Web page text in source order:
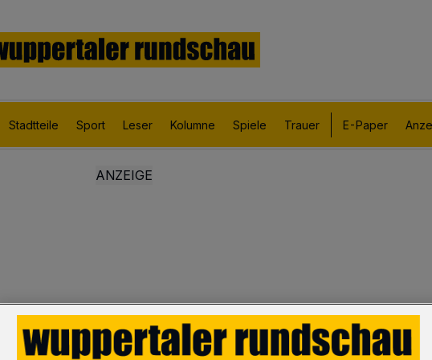
Stadtteile Sport Leser Kolumne Spiele Trauer E-Paper